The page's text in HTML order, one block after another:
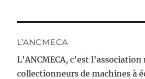
L’ANCMECA
L'ANCMECA, c'est
collectionneurs de machines à